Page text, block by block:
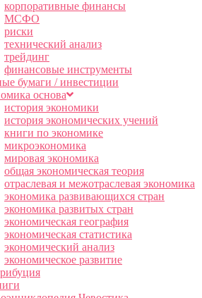
корпоративные финансы
МСФО
риски
технический анализ
трейдинг
финансовые инструменты
бумаги / инвестиции
основа
история экономики
история экономических учений
книги по экономике
микроэкономика
мировая экономика
общая экономическая теория
отраслевая и межотраслевая экономика
экономика развивающихся стран
экономика развитых стран
экономическая география
экономическая статистика
экономический анализ
экономическое развитие